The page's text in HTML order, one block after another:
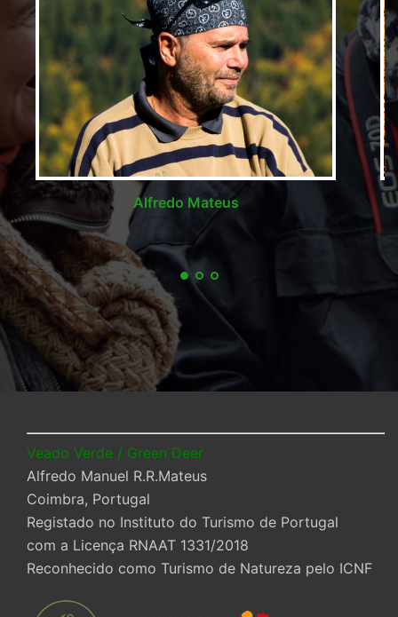
Alfredo Mateus
Veado Verde / Green Deer
Alfredo Manuel R.R.Mateus
Coimbra, Portugal
Registado no Instituto do Turismo de Portugal
com a Licença RNAAT 1331/2018
Reconhecido como Turismo de Natureza pelo ICNF